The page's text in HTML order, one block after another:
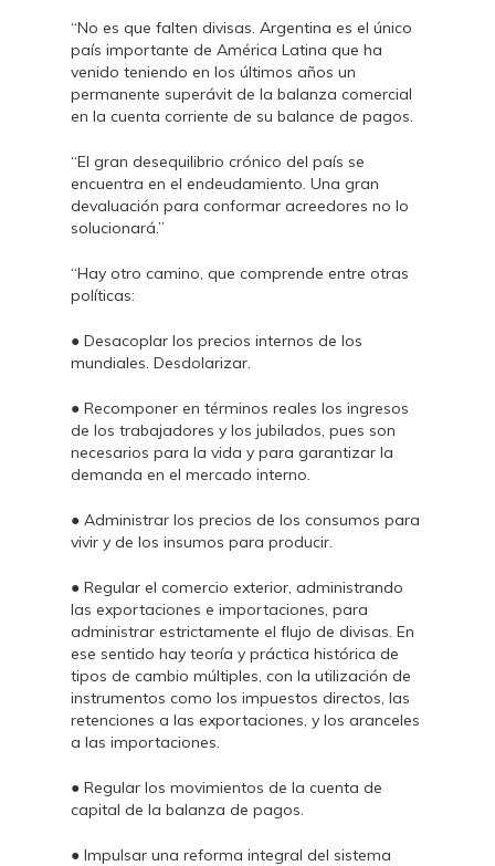
“No es que falten divisas. Argentina es el único
país importante de América Latina que ha
venido teniendo en los últimos años un
permanente superávit de la balanza comercial
en la cuenta corriente de su balance de pagos.
“El gran desequilibrio crónico del país se
encuentra en el endeudamiento. Una gran
devaluación para conformar acreedores no lo
solucionará.”
“Hay otro camino, que comprende entre otras
políticas:
● Desacoplar los precios internos de los
mundiales. Desdolarizar.
● Recomponer en términos reales los ingresos
de los trabajadores y los jubilados, pues son
necesarios para la vida y para garantizar la
demanda en el mercado interno.
● Administrar los precios de los consumos para
vivir y de los insumos para producir.
● Regular el comercio exterior, administrando
las exportaciones e importaciones, para
administrar estrictamente el flujo de divisas. En
ese sentido hay teoría y práctica histórica de
tipos de cambio múltiples, con la utilización de
instrumentos como los impuestos directos, las
retenciones a las exportaciones, y los aranceles
a las importaciones.
● Regular los movimientos de la cuenta de
capital de la balanza de pagos.
● Impulsar una reforma integral del sistema